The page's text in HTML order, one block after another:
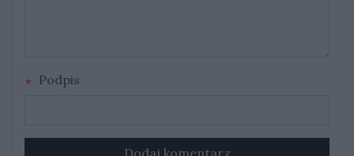
Podpis
Dodaj komentarz